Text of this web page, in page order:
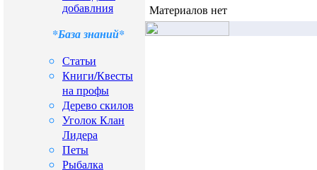
добавлния
*База знаний*
Статьи
Книги/Квесты
на профы
Дерево скилов
Уголок Клан
Лидера
Петы
Рыбалка
Материалов нет